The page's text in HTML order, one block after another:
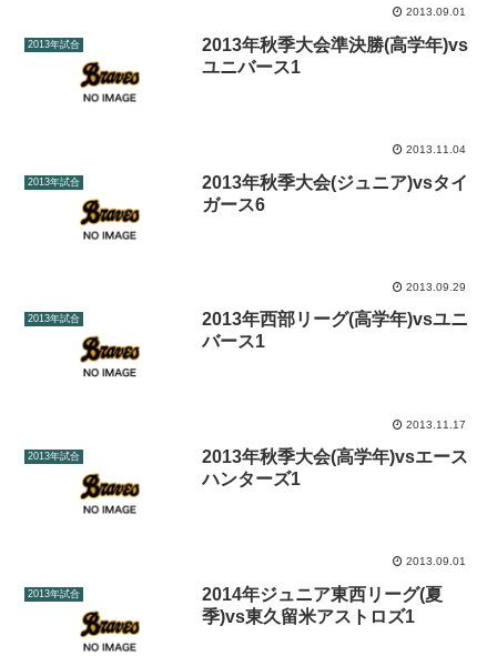
2013.09.01
2013年試合
2013年秋季大会準決勝(高学年)vs
ユニバース1
2013.11.04
2013年試合
2013年秋季大会(ジュニア)vsタイ
ガース6
2013.09.29
2013年試合
2013年西部リーグ(高学年)vsユニ
バース1
2013.11.17
2013年試合
2013年秋季大会(高学年)vsエース
ハンターズ1
2013.09.01
2013年試合
2014年ジュニア東西リーグ(夏
季)vs東久留米アストロズ1